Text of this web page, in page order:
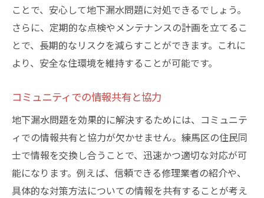
ことで、安心して地下漏水問題に対処できるでしょう。
さらに、定期的な点検やメンテナンスの計画を立てるこ
とで、長期的なリスクを減らすことができます。これに
より、安全な住環境を維持することが可能です。
コミュニティでの情報共有と協力
地下漏水問題を効果的に解決するためには、コミュニテ
ィでの情報共有と協力が欠かせません。練馬区の住民同
士で情報を交換し合うことで、迅速かつ適切な対応が可
能になります。例えば、信頼できる修理業者の紹介や、
具体的な対策方法についての情報を共有することが考え